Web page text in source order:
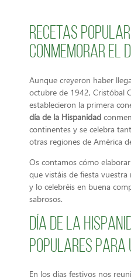
Recetas
conmemorar el
Aunque creyeron haber
octubre de 1942, Cristóbal
establecieron la primera
día de la Hispanidad
continentes y se celebra
otras regiones de América
Os contamos cómo
que vistáis de fiesta vuestra
y lo celebréis en buena
sabrosos.
Día de la
populares para
En los días festivos nos